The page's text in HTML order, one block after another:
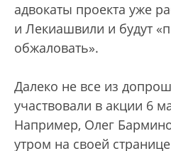
адвокаты проекта уже
и Лекиашвили и будут
обжаловать».
Далеко не все из
участвовали в акции 6
Например, Олег
утром на своей